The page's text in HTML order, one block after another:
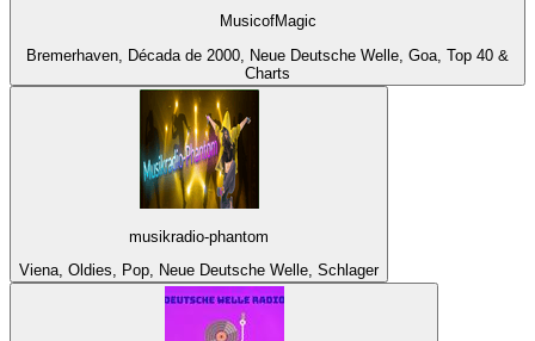
MusicofMagic
Bremerhaven, Década de 2000, Neue Deutsche Welle, Goa, Top 40 &
Charts
musikradio-phantom
Viena, Oldies, Pop, Neue Deutsche Welle, Schlager